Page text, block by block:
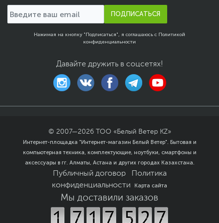
ПОДПИСАТЬСЯ
Нажимая на кнопку "Подписаться", я соглашаюсь с Политикой
конфиденциальности
Давайте дружить в соцсетях!
© 2007—2026
ТОО «Белый Ветер KZ»
Интернет-площадка "Интернет-магазин Белый Ветер". Бытовая и
компьютерная техника, комплектующие, ноутбуки, смартфоны и
аксессуары в гг. Алматы, Астана и других городах Казахстана.
Публичный договор
Политика
конфиденциальности
Карта сайта
Мы доставили заказов